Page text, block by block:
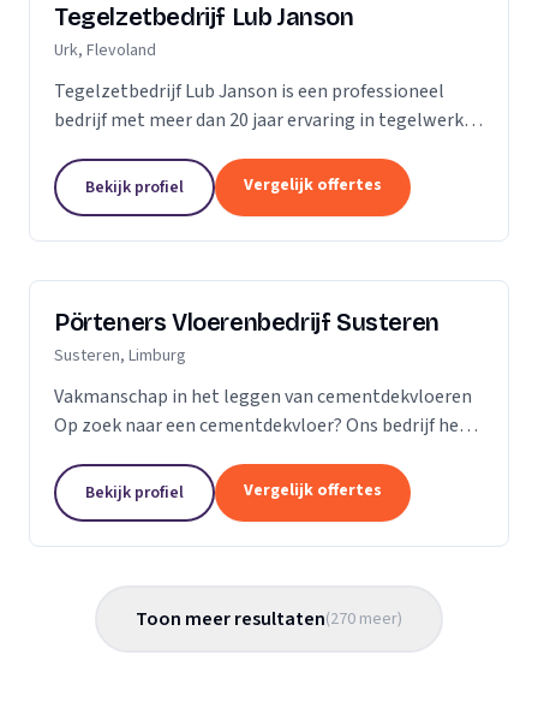
Tegelzetbedrijf Lub Janson
Urk, Flevoland
Tegelzetbedrijf Lub Janson is een professioneel
bedrijf met meer dan 20 jaar ervaring in tegelwerk.
Bekijk profiel Vergelijk offertes
Pörteners Vloerenbedrijf Susteren
Susteren, Limburg
Vakmanschap in het leggen van cementdekvloeren
Op zoek naar een cementdekvloer? Ons bedrijf heeft
ervaring wat betreft woningbouw en utiliteitsbouw.
Bekijk profiel Vergelijk offertes
Toon meer resultaten(270 meer)